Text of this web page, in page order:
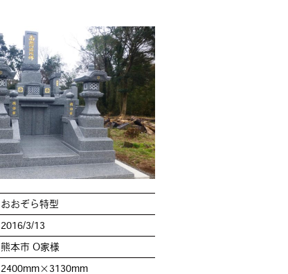
おおぞら特型
2016/3/13
熊本市 O家様
2400mm×3130mm